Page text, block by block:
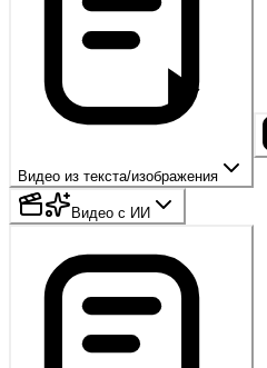
Видео из текста/изображения
Видео с ИИ